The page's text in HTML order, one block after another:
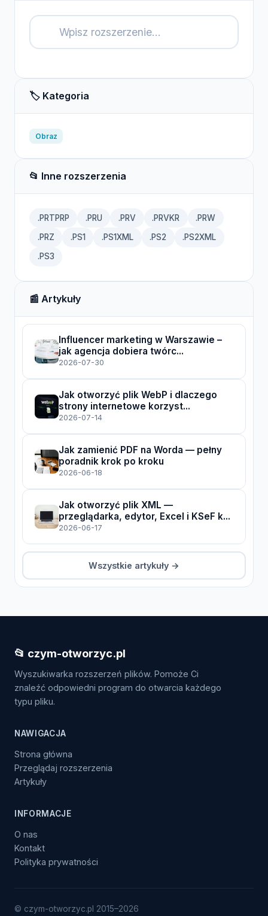
🏷️ Kategoria
Obraz
📂 Inne rozszerzenia
.PRTPRP .PRU .PRV .PRVKR .PRW
.PRZ .PS1 .PS1XML .PS2 .PS2XML
.PS3
📰 Artykuły
Influencer marketing w Warszawie –
jak agencja dobiera twórc...
2026-07-30
Jak otworzyć plik WebP i dlaczego
strony internetowe korzyst...
2026-07-14
Jak zamienić PDF na Worda — pełny
poradnik krok po kroku
2026-06-18
Jak otworzyć plik XML —
przeglądarka, edytor, Excel i KSeF k...
2026-06-17
Wszystkie artykuły →
📂 czym-otworzyc.pl
Wyszukiwarka rozszerzeń plików. Pomoże Ci
znaleźć odpowiedni program do otwarcia każdego
typu pliku.
NAWIGACJA
Strona główna
Przeglądaj rozszerzenia
Artykuły
INFORMACJE
O nas
Kontakt
Polityka prywatności
© czym-otworzyc.pl 2015–2026